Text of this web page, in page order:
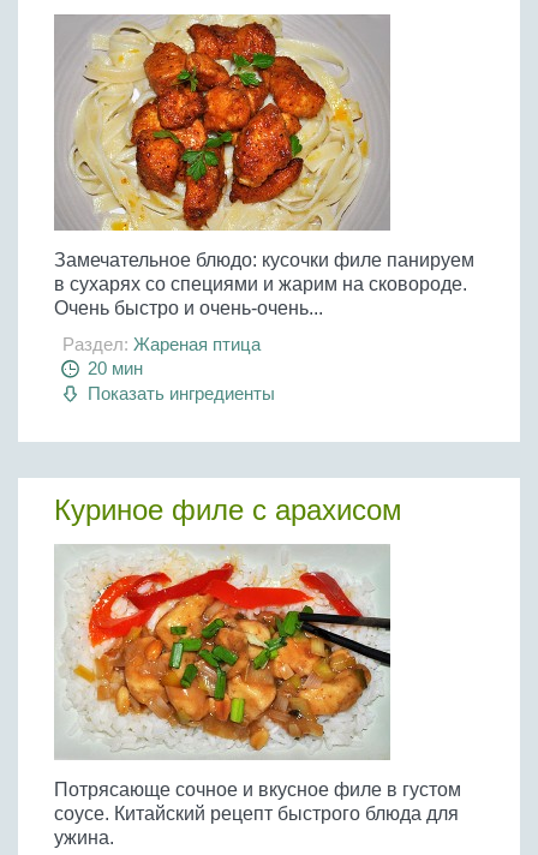
Замечательное блюдо: кусочки филе панируем
в сухарях со специями и жарим на сковороде.
Очень быстро и очень-очень...
Раздел: Жареная птица
20 мин
Показать ингредиенты
Куриное филе с арахисом
Потрясающе сочное и вкусное филе в густом
соусе. Китайский рецепт быстрого блюда для
ужина.